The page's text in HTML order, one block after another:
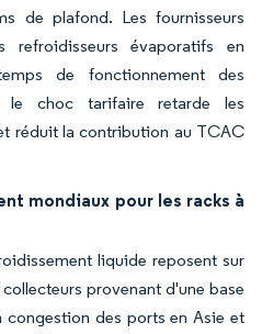
de plafond. Les fournisseurs
refroidisseurs évaporatifs en
de fonctionnement des
le choc tarifaire retarde les
réduit la contribution au TCAC
mondiaux pour les racks à
liquide reposent sur
provenant d'une base
congestion des ports en Asie et